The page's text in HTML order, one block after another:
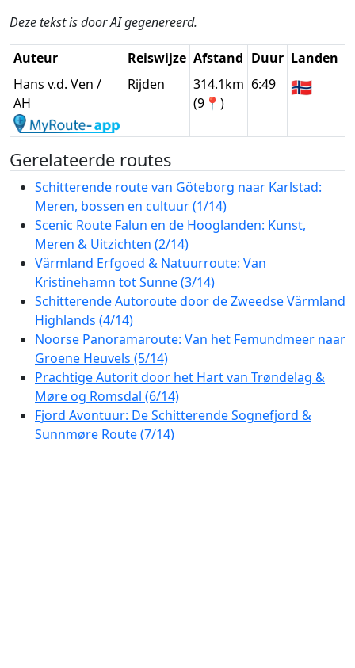
Deze tekst is door AI gegenereerd.
Auteur Reiswijze Afstand Duur Landen
Hans v.d. Ven /
AH
Rijden
314.1km
(9📍)
6:49 🇳🇴
Gerelateerde routes
Schitterende route van Göteborg naar Karlstad:
Meren, bossen en cultuur (1/14)
Scenic Route Falun en de Hooglanden: Kunst,
Meren & Uitzichten (2/14)
Värmland Erfgoed & Natuurroute: Van
Kristinehamn tot Sunne (3/14)
Schitterende Autoroute door de Zweedse Värmland
Highlands (4/14)
Noorse Panoramaroute: Van het Femundmeer naar
Groene Heuvels (5/14)
Prachtige Autorit door het Hart van Trøndelag &
Møre og Romsdal (6/14)
Fjord Avontuur: De Schitterende Sognefjord &
Sunnmøre Route (7/14)